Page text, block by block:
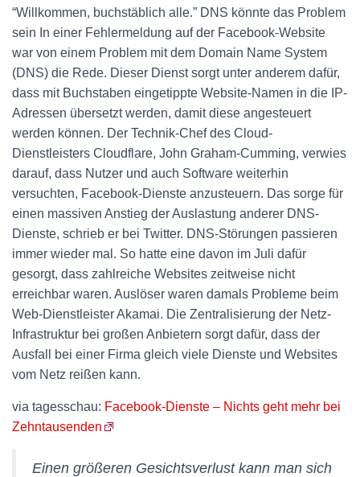
“Willkommen, buchstäblich alle.” DNS könnte das Problem
sein In einer Fehlermeldung auf der Facebook-Website
war von einem Problem mit dem Domain Name System
(DNS) die Rede. Dieser Dienst sorgt unter anderem dafür,
dass mit Buchstaben eingetippte Website-Namen in die IP-
Adressen übersetzt werden, damit diese angesteuert
werden können. Der Technik-Chef des Cloud-
Dienstleisters Cloudflare, John Graham-Cumming, verwies
darauf, dass Nutzer und auch Software weiterhin
versuchten, Facebook-Dienste anzusteuern. Das sorge für
einen massiven Anstieg der Auslastung anderer DNS-
Dienste, schrieb er bei Twitter. DNS-Störungen passieren
immer wieder mal. So hatte eine davon im Juli dafür
gesorgt, dass zahlreiche Websites zeitweise nicht
erreichbar waren. Auslöser waren damals Probleme beim
Web-Dienstleister Akamai. Die Zentralisierung der Netz-
Infrastruktur bei großen Anbietern sorgt dafür, dass der
Ausfall bei einer Firma gleich viele Dienste und Websites
vom Netz reißen kann.
via tagesschau: Facebook-Dienste – Nichts geht mehr bei
Zehntausenden
Einen größeren Gesichtsverlust kann man sich